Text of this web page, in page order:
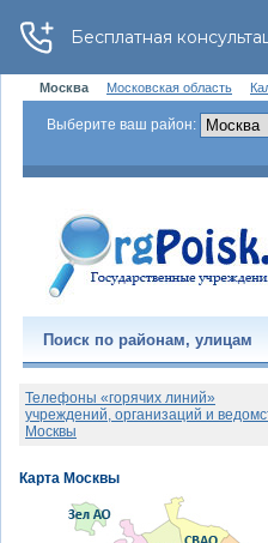
Москва Московская область
Выберите ваш район:
Поиск по районам, улицам
Телефоны «горячих линий»
учреждений, организаций и
Москвы